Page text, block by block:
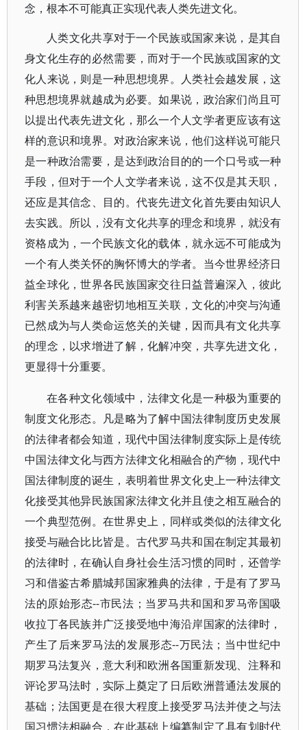
念，根本不可能真正实现代表人类先进文化。
人类文化共享对于一个民族或国家来说，是其自
身文化生存的必然需要，而对于一个民族或国家的文
化人来说，则是一种思想境界。人类社会越发展，这
种思想境界就越成为必要。如果说，政治家们尚且可
以提出代表先进文化，那么一个人文学者更应该有这
样的意识和境界。对政治家来说，他们这样说可能只
是一种政治需要，是达到政治目的的一个口号或一种
手段，但对于一个人文学者来说，这不仅是其天职，
还应是其信念、目的。代丧先进文化首先要由知识人
去实践。所以，没有文化共享的理念和境界，就没有
资格成为，一个民族文化的载体，就永远不可能成为
一个有人类关怀的胸怀博大的学者。当今世界经济日
益全球化，世界各民族国家交往日益普遍深入，彼此
利害关系越来越密切地相互关联，文化的冲突与沟通
已然成为与人类命运悠关的关键，因而具有文化共享
的理念，以求增进了解，化解冲突，共享先进文化，
更显得十分重要。
在各种文化领域中，法律文化是一种极为重要的
制度文化形态。凡是略为了解中国法律制度历史发展
的法律者都会知道，现代中国法律制度实际上是传统
中国法律文化与西方法律文化相融合的产物，现代中
国法律制度的诞生，表明着世界文化史上一种法律文
化接受其他异民族国家法律文化并且使之相互融合的
一个典型范例。在世界史上，同样或类似的法律文化
接受与融合比比皆是。古代罗马共和国在制定其最初
的法律时，在确认自身社会生活习惯的同时，还曾学
习和借鉴古希腊城邦国家雅典的法律，于是有了罗马
法的原始形态--市民法；当罗马共和国和罗马帝国吸
收拉丁各民族并广泛接受地中海沿岸国家的法律时，
产生了后来罗马法的发展形态--万民法；当中世纪中
期罗马法复兴，意大利和欧洲各国重新发现、注释和
评论罗马法时，实际上奠定了日后欧洲普通法发展的
基础；法国更是在很大程度上接受罗马法并使之与法
国习惯法相融合，在此基础上编纂制定了具有划时代